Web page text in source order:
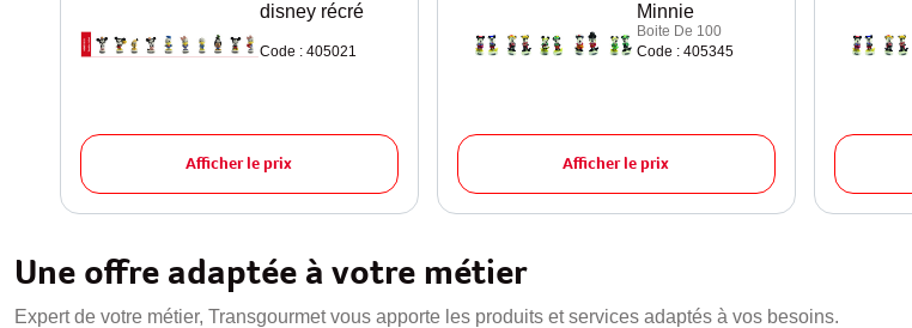
disney récré
Code : 405021
Afficher le prix
Minnie
Boite De 100
Code : 405345
Afficher le prix
Une offre adaptée à votre métier
Expert de votre métier, Transgourmet vous apporte les produits et services adaptés à vos besoins.